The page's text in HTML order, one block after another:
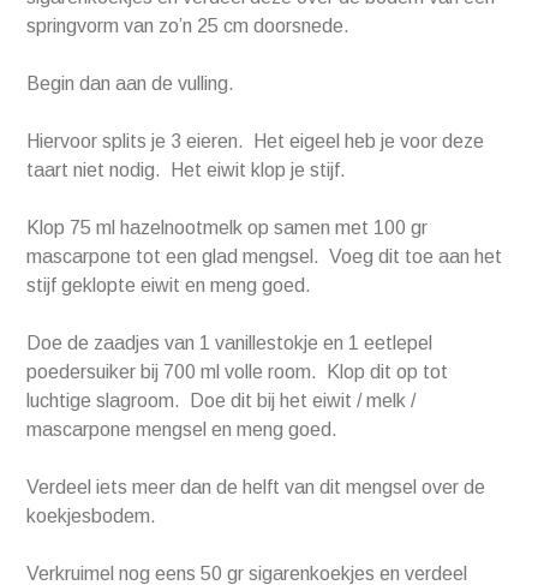
springvorm van zo’n 25 cm doorsnede.
Begin dan aan de vulling.
Hiervoor splits je 3 eieren. Het eigeel heb je voor deze
taart niet nodig. Het eiwit klop je stijf.
Klop 75 ml hazelnootmelk op samen met 100 gr
mascarpone tot een glad mengsel. Voeg dit toe aan het
stijf geklopte eiwit en meng goed.
Doe de zaadjes van 1 vanillestokje en 1 eetlepel
poedersuiker bij 700 ml volle room. Klop dit op tot
luchtige slagroom. Doe dit bij het eiwit / melk /
mascarpone mengsel en meng goed.
Verdeel iets meer dan de helft van dit mengsel over de
koekjesbodem.
Verkruimel nog eens 50 gr sigarenkoekjes en verdeel